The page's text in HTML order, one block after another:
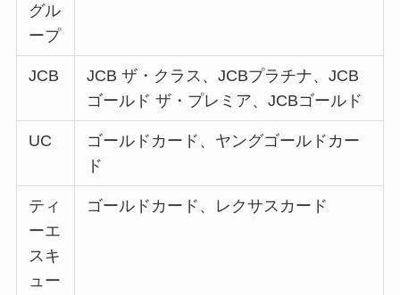
グル
ープ
JCB
JCB ザ・クラス、JCBプラチナ、JCB
ゴールド ザ・プレミア、JCBゴールド
UC
ゴールドカード、ヤングゴールドカー
ド
ティ
ーエ
スキ
ュー
ゴールドカード、レクサスカード